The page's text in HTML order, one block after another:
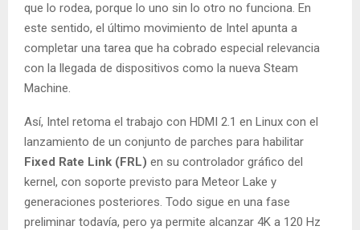
que lo rodea, porque lo uno sin lo otro no funciona. En
este sentido, el último movimiento de Intel apunta a
completar una tarea que ha cobrado especial relevancia
con la llegada de dispositivos como la nueva Steam
Machine.
Así, Intel retoma el trabajo con HDMI 2.1 en Linux con el
lanzamiento de un conjunto de parches para habilitar
Fixed Rate Link (FRL) en su controlador gráfico del
kernel, con soporte previsto para Meteor Lake y
generaciones posteriores. Todo sigue en una fase
preliminar todavía, pero ya permite alcanzar 4K a 120 Hz